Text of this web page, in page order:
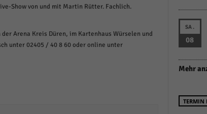
Show von und mit Martin Rütter. Fachlich.
Arena Kreis Düren, im Kartenhaus Würselen und
unter 02405 / 40 8 60 oder online unter
SA.
08
Mehr
TERMIN
und Social-Media-Plattformen werden standardmäßig blockiert.
Cookie-Informationen anzeigen